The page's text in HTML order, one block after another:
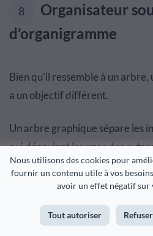
Nous utilisons des cookies pour
fournir un contenu utile à vos
avoir un effet négatif sur
Tout autoriser Refuser
8
Organisateur
d’organigramme
Bien qu'il ressemble à un
a un objectif différent.
Un arbre graphique sépare les
qui découlent les unes des
classification, tandis qu'un
davantage la hiérarchie.